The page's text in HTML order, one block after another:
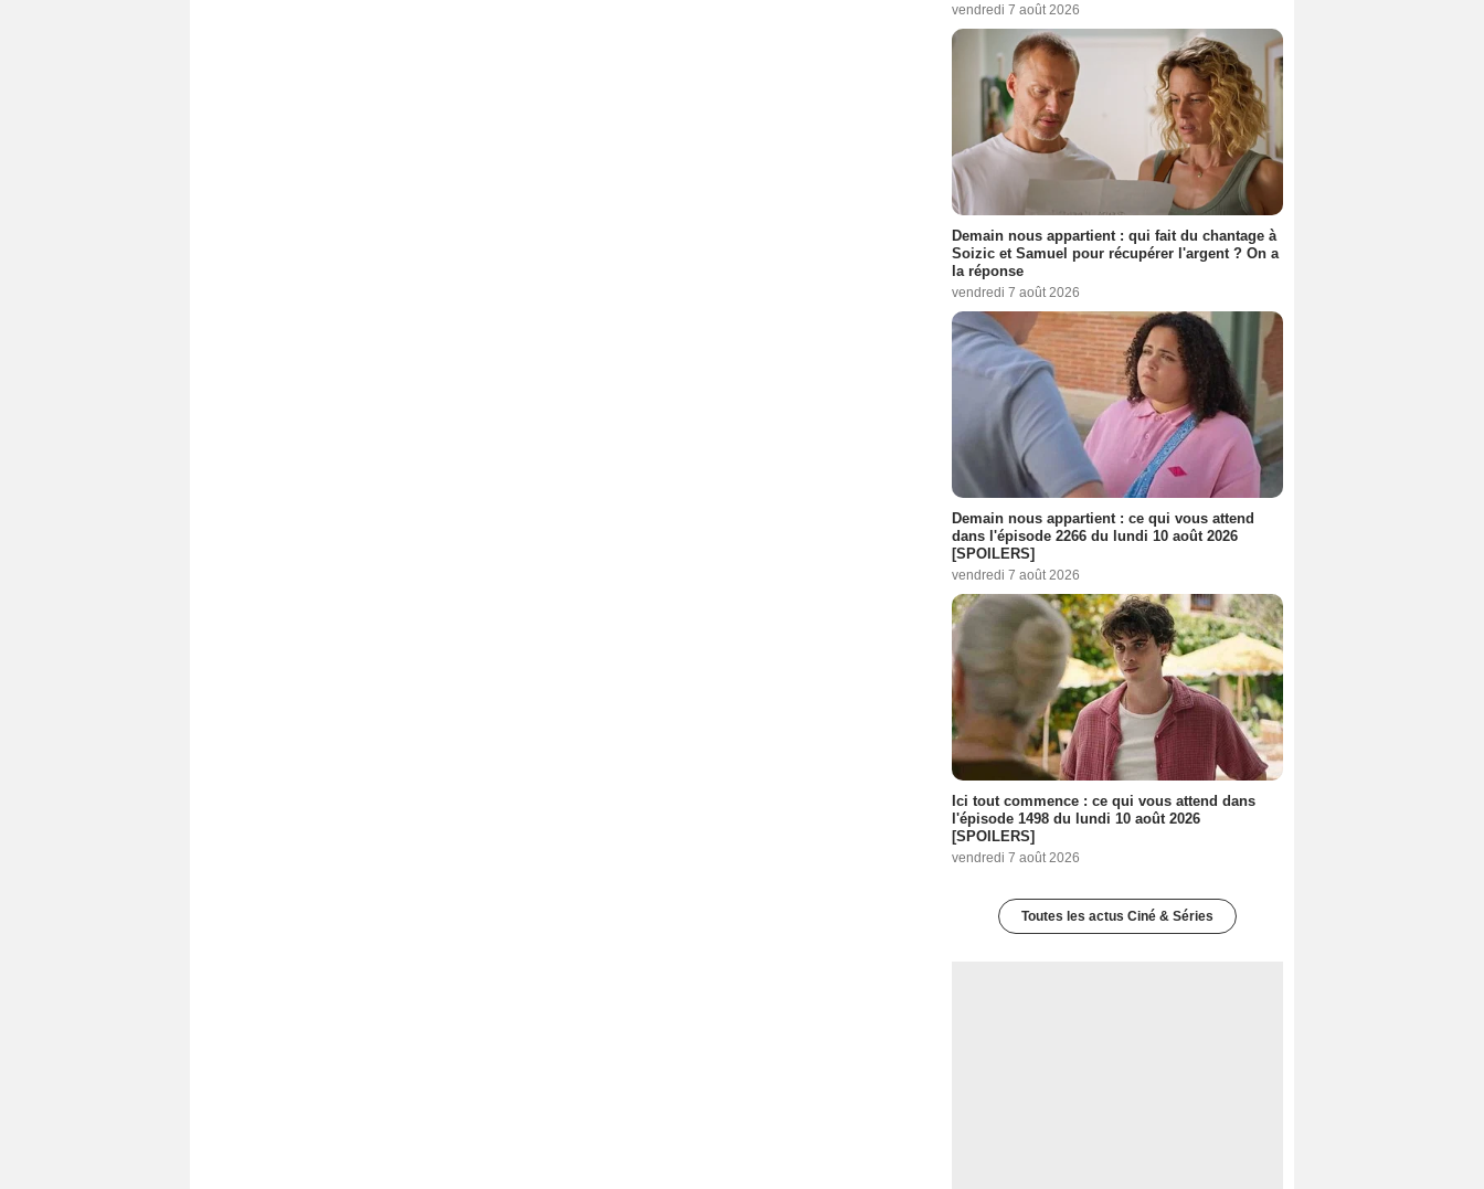
vendredi 7 août 2026
Demain nous appartient : qui fait du chantage à
Soizic et Samuel pour récupérer l'argent ? On a
la réponse
vendredi 7 août 2026
Demain nous appartient : ce qui vous attend
dans l'épisode 2266 du lundi 10 août 2026
[SPOILERS]
vendredi 7 août 2026
Ici tout commence : ce qui vous attend dans
l'épisode 1498 du lundi 10 août 2026
[SPOILERS]
vendredi 7 août 2026
Toutes les actus Ciné & Séries